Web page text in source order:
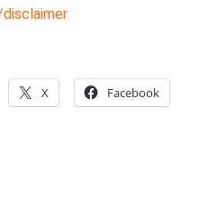
X Facebook